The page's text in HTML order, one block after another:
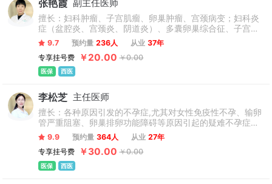
张艳霞 副主任医师
擅长：妇科肿瘤、子宫肌瘤、卵巢肿瘤、宫颈病变；妇科炎
症（盆腔炎、宫颈炎、阴道炎）、多囊卵巢综合征、子宫内
膜异位症、子宫腺肌症等运用中西医结合、宫腹腔镜、盆底
康复仪等先进技术诊疗各种妇科疾病。娴熟操作妇科微创手
术。在妇科微创私密阴蒂整形、处女膜修复、阴唇矫正、阴
道整形、产后阴道口缝合错位畸形方面有独到手法。在盆底
解和治疗。在微创无痛人流手术、引产上取环等微创计划生
育手术方面经验丰富。对盆底功能障碍、女性性欲减退、反
复阴道炎、卵巢早衰、压力性尿失禁、阴道干涩、尿频及盆
腔疼痛治疗经验丰富。
9.7 预约量 236人 从业 37年
专享挂号费
￥20.00 ￥0.00
医保 西医
李松芝 主任医师
擅长：各种原因引发的不孕症,尤其对女性免疫性不孕、输卵
管严重阻塞、卵巢排卵功能障碍等原因引起的疑难不孕症运
用中西医结合及宫腹腔镜微创技术诊治，诊疗效果显著。
9.9 预约量 364人 从业 27年
专享挂号费
￥30.00 ￥0.00
医保 西医